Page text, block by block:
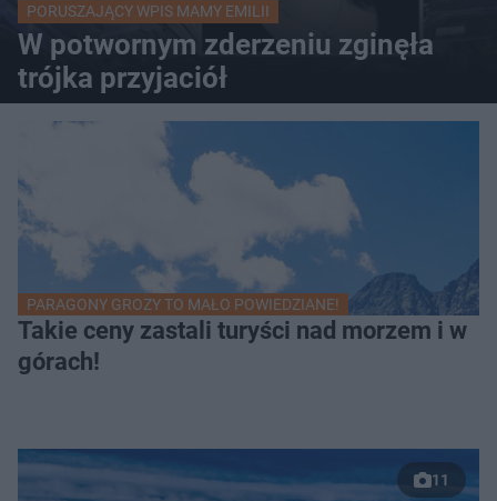
PORUSZAJĄCY WPIS MAMY EMILII
W potwornym zderzeniu zginęła
trójka przyjaciół
PARAGONY GROZY TO MAŁO POWIEDZIANE!
Takie ceny zastali turyści nad morzem i w
górach!
11